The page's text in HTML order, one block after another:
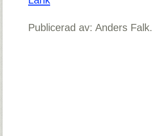
Publicerad av: Anders Falk.